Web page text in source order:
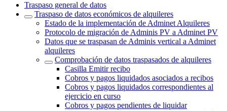
Traspaso general de datos
Traspaso de datos económicos de alquileres
Estado de la implementación de Adminet Alquileres
Protocolo de migración de Adminis PV a Adminet PV
Datos que se traspasan de Adminis vertical a Adminet
alquileres
Comprobación de datos traspasados de alquileres
Casilla Emitir recibo
Cobros y pagos liquidados asociados a recibos
Cobros y pagos liquidados correspondientes al
ejercicio en curso
Cobros y pagos pendientes de liquidar